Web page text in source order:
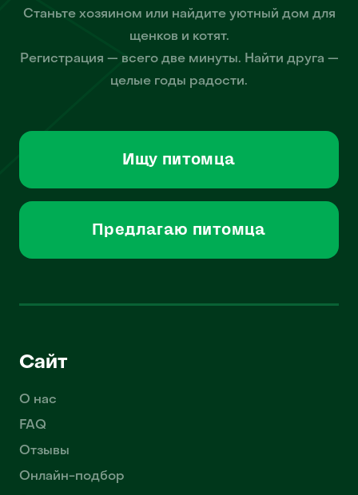
Станьте хозяином или найдите уютный дом для
щенков и котят.
Регистрация — всего две минуты. Найти друга —
целые годы радости.
Ищу питомца
Предлагаю питомца
Сайт
О нас
FAQ
Отзывы
Онлайн-подбор